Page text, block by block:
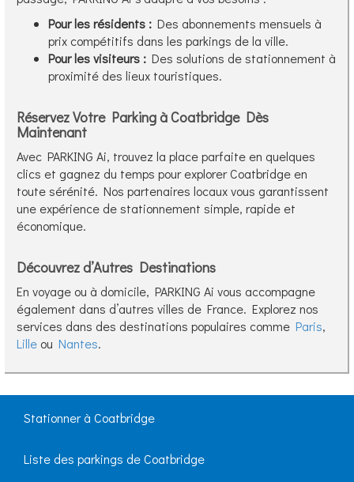
Pour les résidents : Des abonnements mensuels à
prix compétitifs dans les parkings de la ville.
Pour les visiteurs : Des solutions de stationnement à
proximité des lieux touristiques.
Réservez Votre Parking à Coatbridge Dès
Maintenant
Avec PARKING Ai, trouvez la place parfaite en quelques
clics et gagnez du temps pour explorer Coatbridge en
toute sérénité. Nos partenaires locaux vous garantissent
une expérience de stationnement simple, rapide et
économique.
Découvrez d’Autres Destinations
En voyage ou à domicile, PARKING Ai vous accompagne
également dans d’autres villes de France. Explorez nos
services dans des destinations populaires comme Paris,
Lille ou Nantes.
Stationner à Coatbridge
Liste des parkings de Coatbridge